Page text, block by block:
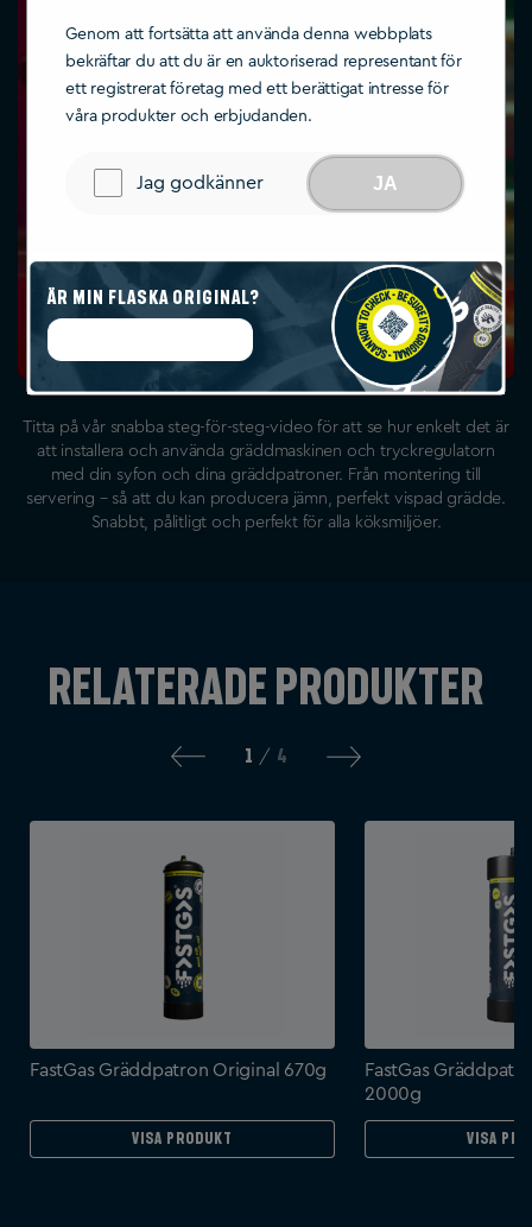
Titta på vår snabba steg-för-steg-video för att se hur enkelt det är
att installera och använda gräddmaskinen och tryckregulatorn
med din syfon och dina gräddpatroner. Från montering till
servering – så att du kan producera jämn, perfekt vispad grädde.
Snabbt, pålitligt och perfekt för alla köksmiljöer.
Relaterade produkter
1 / 4
FastGas Gräddpatron Original 670g
Visa produkt
FastGas
2000g
Visa
Genom att fortsätta att använda denna webbplats
bekräftar du att du är en auktoriserad representant för
ett registrerat företag med ett berättigat intresse för
våra produkter och erbjudanden.
Jag godkänner JA
Är min flaska original?